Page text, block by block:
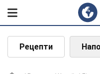
Рецепти